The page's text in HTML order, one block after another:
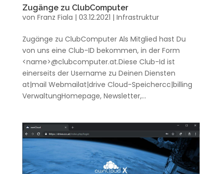
Zugänge zu ClubComputer
von Franz Fiala | 03.12.2021 | Infrastruktur
Zugänge zu ClubComputer Als Mitglied hast Du
von uns eine Club-ID bekommen, in der Form
<name>@clubcomputer.at.Diese Club-Id ist
einerseits der Username zu Deinen Diensten
at|mail Webmailat|drive Cloud-Speichercc|billing
VerwaltungHomepage, Newsletter,...